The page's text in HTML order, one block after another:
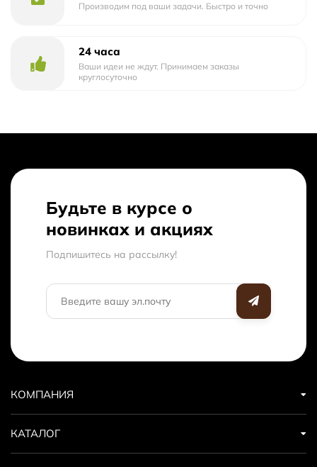
Производим под ваши задачи. Быстро и точно
24 часа
Ваши идеи не ждут. Принимаем заказы
круглосуточно
Будьте в курсе о
новинках и акциях
Подпишитесь на рассылкy!
КОМПАНИЯ
КАТАЛОГ